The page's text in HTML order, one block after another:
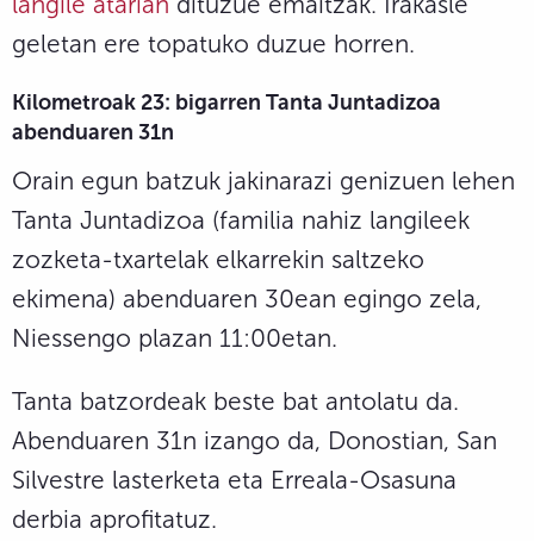
geletan ere topatuko duzue horren.
Kilometroak 23: bigarren Tanta Juntadizoa
abenduaren 31n
Orain egun batzuk jakinarazi genizuen lehen
Tanta Juntadizoa (familia nahiz langileek
zozketa-txartelak elkarrekin saltzeko
ekimena) abenduaren 30ean egingo zela,
Niessengo plazan 11:00etan.
Tanta batzordeak beste bat antolatu da.
Abenduaren 31n izango da, Donostian, San
Silvestre lasterketa eta Erreala-Osasuna
derbia aprofitatuz.